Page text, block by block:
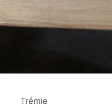
Trémie